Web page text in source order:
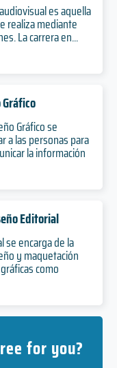
es aquella
realiza mediante
La carrera en...
Gráfico se
a las personas para
la información
Editorial
se encarga de la
y maquetación
como
for you?